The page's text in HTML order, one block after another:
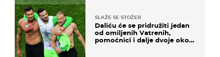
SLAŽE SE STOŽER
Daliću će se pridružiti jedan
od omiljenih Vatrenih,
pomoćnici i dalje dvoje oko